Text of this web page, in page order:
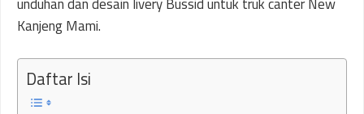
Kanjeng Mami.
Daftar Isi